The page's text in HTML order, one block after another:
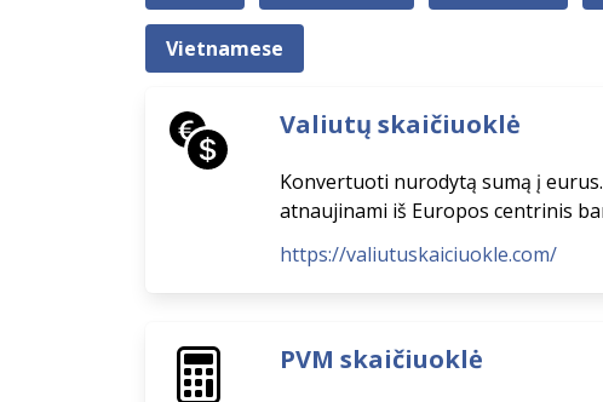
Vietnamese
Valiutų skaičiuoklė
Konvertuoti nurodytą sumą į
atnaujinami iš Europos centrinis
https://valiutuskaiciuokle.com/
PVM skaičiuoklė